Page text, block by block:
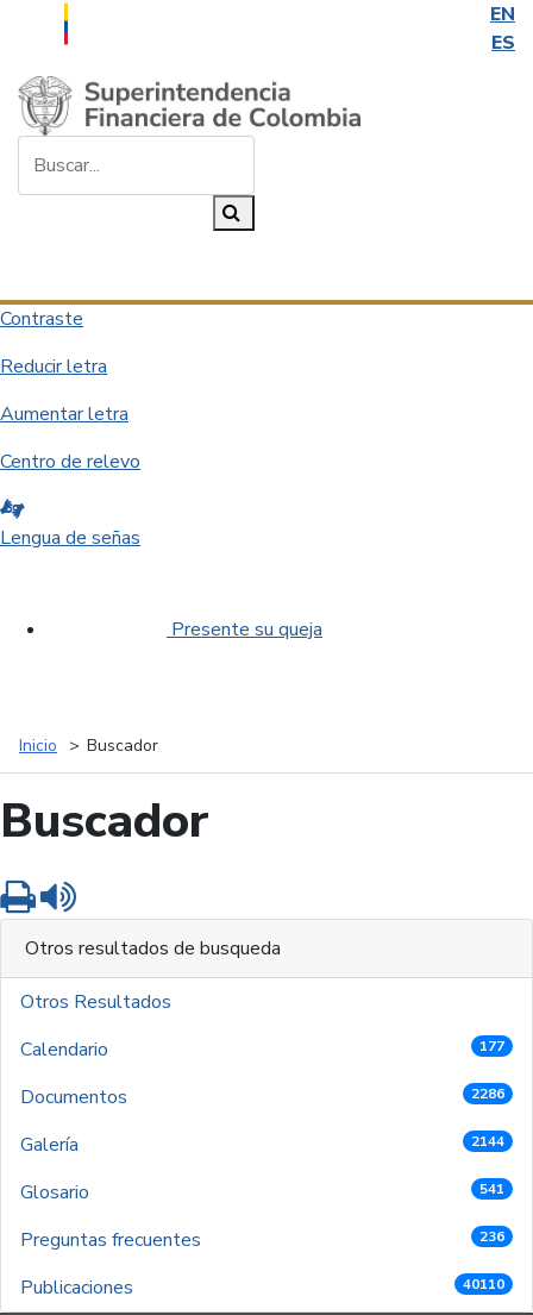
EN
ES
Saltar al contenido principal
Contraste
Reducir letra
Aumentar letra
Centro de relevo
Lengua de señas
Presente su queja
Inicio Buscador
Buscador
Imprimir
Otros resultados de busqueda
Otros Resultados
Calendario
177
Documentos 2286
Galería 2144
Glosario 541
Preguntas frecuentes 236
Publicaciones 40110